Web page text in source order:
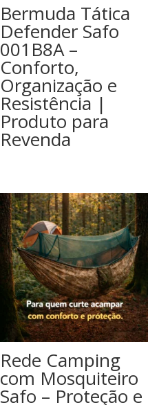
Bermuda Tática
Defender Safo
001B8A –
Conforto,
Organização e
Resistência |
Produto para
Revenda
Rede Camping
com Mosquiteiro
Safo – Proteção e